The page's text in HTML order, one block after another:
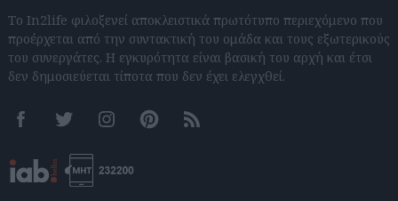
Το In2life φιλοξενεί αποκλειστικά πρωτότυπο περιεχόμενο που
προέρχεται από την συντακτική του ομάδα και τους εξωτερικούς
του συνεργάτες. Η εγκυρότητα είναι βασική του αρχή και έτσι
δεν δημοσιεύεται τίποτα που δεν έχει ελεγχθεί.
FacebookTwitter InstagramPinterestRSS feeds